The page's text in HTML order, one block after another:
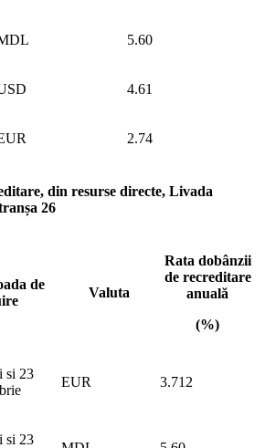
5.60
4.61
2.74
din resurse directe, Livada
26
de
Valuta
Rata dobânzii
de recreditare
anuală
(%)
si 23
EUR 3.712
si 23